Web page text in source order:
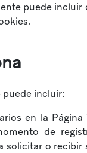
puede incluir
puede incluir:
en la Página
de
solicitar o recibir